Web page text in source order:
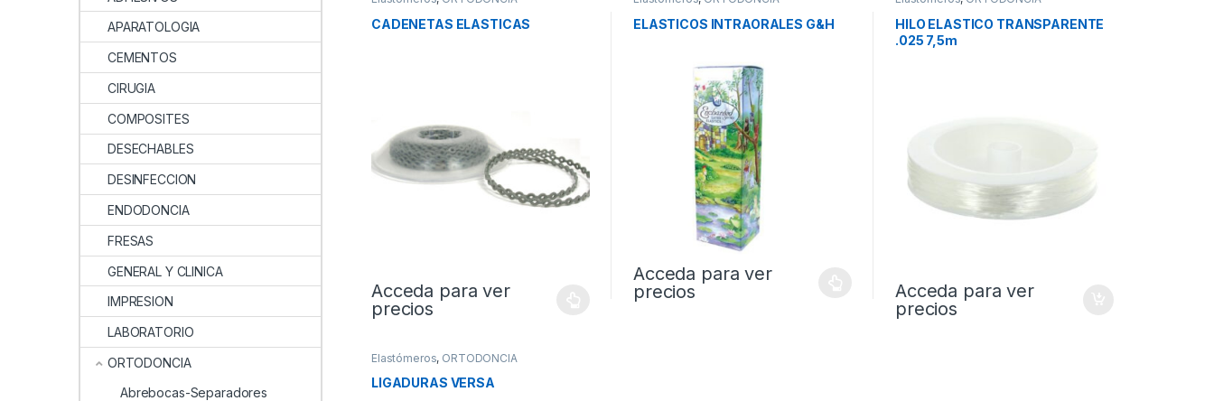
CADENETAS ELASTICAS
Acceda para ver
precios
ELASTICOS INTRAORALES G&H
Acceda para ver
precios
HILO ELASTICO TRANSPARENTE
.025 7,5m
Acceda para ver
precios
Elastómeros, ORTODONCIA
LIGADURAS VERSA
APARATOLOGIA
CEMENTOS
CIRUGIA
COMPOSITES
DESECHABLES
DESINFECCION
ENDODONCIA
FRESAS
GENERAL Y CLINICA
IMPRESION
LABORATORIO
ORTODONCIA
Abrebocas-Separadores